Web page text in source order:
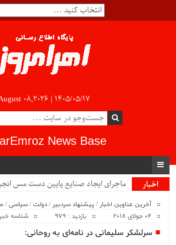
08,2026 | ۱۴۰۵/۰۵/۱۷
News Base
اخبار
ماجرای ایجاد صنایع پایین دست مس
آخرین عناوین اخبار /پیشنهاد سردبیر /دولت/سیاسی/
04 جولای 2018
بازدید : 979 شناسه خبر :
سرلشکر سلیمانی در نامه‌ای به روحانی: